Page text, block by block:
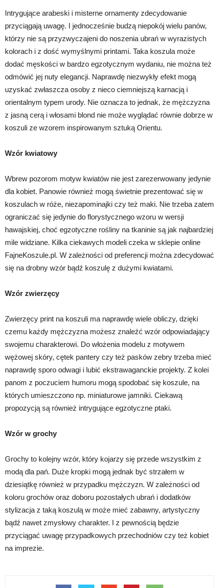
Intrygujące arabeski i misterne ornamenty zdecydowanie
przyciągają uwagę. I jednocześnie budzą niepokój wielu panów,
którzy nie są przyzwyczajeni do noszenia ubrań w wyrazistych
kolorach i z dość wymyślnymi printami. Taka koszula może
dodać męskości w bardzo egzotycznym wydaniu, nie można też
odmówić jej nuty elegancji. Naprawdę niezwykły efekt mogą
uzyskać zwłaszcza osoby z nieco ciemniejszą karnacją i
orientalnym typem urody. Nie oznacza to jednak, że mężczyzna
z jasną cerą i włosami blond nie może wyglądać równie dobrze w
koszuli ze wzorem inspirowanym sztuką Orientu.
Wzór kwiatowy
Wbrew pozorom motyw kwiatów nie jest zarezerwowany jedynie
dla kobiet. Panowie również mogą świetnie prezentować się w
koszulach w róże, niezapominajki czy też maki. Nie trzeba zatem
ograniczać się jedynie do florystycznego wzoru w wersji
hawajskiej, choć egzotyczne rośliny na tkaninie są jak najbardziej
mile widziane. Kilka ciekawych modeli czeka w sklepie online
FajneKoszule.pl. W zależności od preferencji można zdecydować
się na drobny wzór bądź koszulę z dużymi kwiatami.
Wzór zwierzęcy
Zwierzęcy print na koszuli ma naprawdę wiele obliczy, dzięki
czemu każdy mężczyzna możesz znaleźć wzór odpowiadający
swojemu charakterowi. Do włożenia modelu z motywem
wężowej skóry, cętek pantery czy też pasków zebry trzeba mieć
naprawdę sporo odwagi i lubić ekstrawaganckie projekty. Z kolei
panom z poczuciem humoru mogą spodobać się koszule, na
których umieszczono np. miniaturowe jamniki. Ciekawą
propozycją są również intrygujące egzotyczne ptaki.
Wzór w grochy
Grochy to kolejny wzór, który kojarzy się przede wszystkim z
modą dla pań. Duże kropki mogą jednak być strzałem w
dziesiątkę również w przypadku mężczyzn. W zależności od
koloru grochów oraz doboru pozostałych ubrań i dodatków
stylizacja z taką koszulą w może mieć zabawny, artystyczny
bądź nawet zmysłowy charakter. I z pewnością będzie
przyciągać uwagę przypadkowych przechodniów czy też kobiet
na imprezie.